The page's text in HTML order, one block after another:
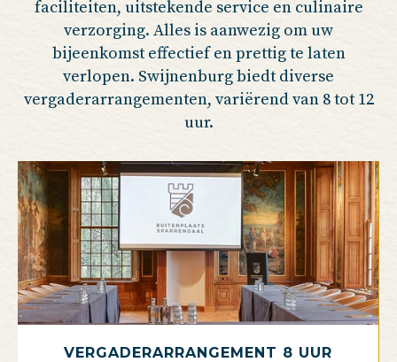
faciliteiten, uitstekende service en culinaire
verzorging. Alles is aanwezig om uw
bijeenkomst effectief en prettig te laten
verlopen. Swijnenburg biedt diverse
vergaderarrangementen, variërend van 8 tot 12
uur.
VERGADERARRANGEMENT 8 UUR